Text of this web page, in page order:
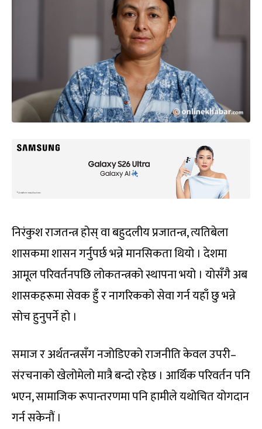
निरंकुश राजतन्त्र होस् वा बहुदलीय प्रजातन्त्र, त्यतिबेला
शासकमा शासन गर्नुपर्छ भन्ने मानसिकता थियो । देशमा
आमूल परिवर्तनपछि लोकतन्त्रको स्थापना भयो । योसँगै अब
शासकहरूमा सेवक हुँ र नागरिकको सेवा गर्न यहाँ छु भन्ने
सोच हुनुपर्ने हो ।
समाज र अर्थतन्त्रसँग नजोडिएको राजनीति केवल उपरी–
संरचनाको खेलोमेलो मात्रै बन्दो रहेछ । आर्थिक परिवर्तन पनि
भएन, सामाजिक रूपान्तरणमा पनि हामीले यथोचित योगदान
गर्न सकेनौं ।